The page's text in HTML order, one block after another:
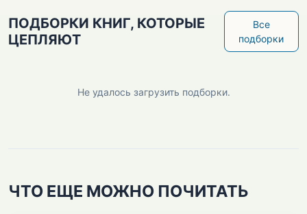
ПОДБОРКИ КНИГ, КОТОРЫЕ
ЦЕПЛЯЮТ
Все
подборки
Не удалось загрузить подборки.
ЧТО ЕЩЕ МОЖНО ПОЧИТАТЬ